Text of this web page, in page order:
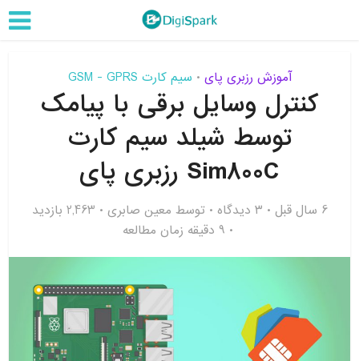
آموزش رزبری پای • سیم کارت GSM - GPRS
کنترل وسایل برقی با پیامک
توسط شیلد سیم کارت
Sim800C رزبری پای
6 سال قبل ۳ دیدگاه توسط معین صابری
2,463 بازدید
9 دقیقه زمان مطالعه